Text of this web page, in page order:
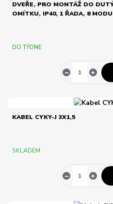
DVEŘE, PRO MONTÁŽ DO
OMÍTKU, IP40, 1 ŘADA, 8
DO TÝDNE
KABEL CYKY-J 3X1,5
SKLADEM